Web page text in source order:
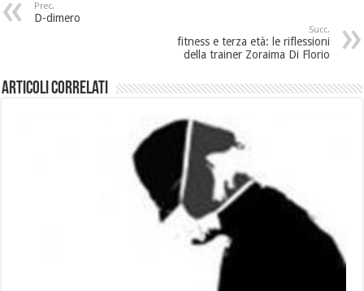
Prec.
D-dimero
Succ.
fitness e terza età: le riflessioni
della trainer Zoraima Di Florio
Articoli Correlati